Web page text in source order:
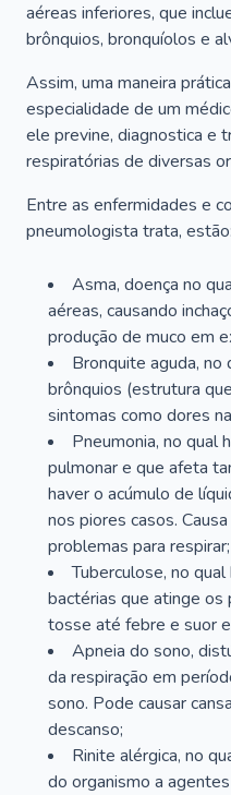
aéreas inferiores, que
brônquios, bronquíolos e
Assim, uma maneira
especialidade de um
ele previne, diagnostica e
respiratórias de diversas
Entre as enfermidades e
pneumologista trata, estão:
Asma, doença no
aéreas, causando
produção de muco em
Bronquite aguda, no
brônquios (estrutura
sintomas como dores
Pneumonia, no qual
pulmonar e que afeta
haver o acúmulo de
nos piores casos.
problemas para respirar;
Tuberculose, no
bactérias que atinge os
tosse até febre e suor
Apneia do sono,
da respiração em
sono. Pode causar
descanso;
Rinite alérgica, no
do organismo a